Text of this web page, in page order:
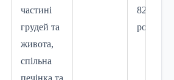
частині
грудей та
живота,
спільна
82%